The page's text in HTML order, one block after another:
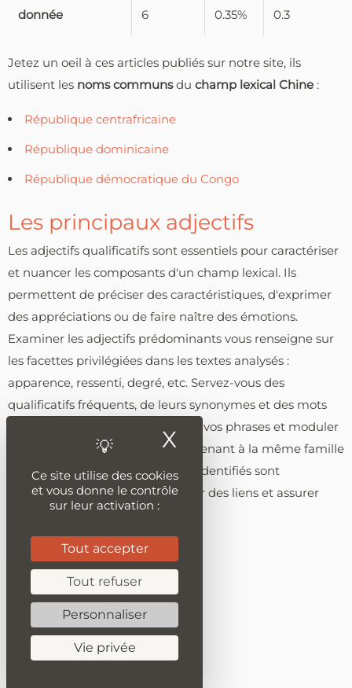
donnée 6 0.35% 0.3
Jetez un oeil à ces articles publiés sur notre site, ils
utilisent les noms communsdu champ lexical Chine :
République centrafricaine
République dominicaine
République démocratique du Congo
Les principaux adjectifs
Les adjectifs qualificatifs sont essentiels pour caractériser
et nuancer les composants d'un champ lexical. Ils
permettent de préciser des caractéristiques, d'exprimer
des appréciations ou de faire naître des émotions.
Examiner les adjectifs prédominants vous renseigne sur
les facettes privilégiées dans les textes analysés :
apparence, ressenti, degré, etc. Servez-vous des
qualificatifs fréquents, de leurs synonymes et des mots
de la même famille pour enrichir vos phrases et moduler
votre propos. Les adjectifs appartenant à la même famille
lexicale que les noms communs identifiés sont
particulièrement utiles pour créer des liens et assurer
une fluidité stylistique.
Ce site utilise des cookies
et vous donne le contrôle
sur leur activation :
Tout accepter
Tout refuser
Personnaliser
Vie privée
X Masquer le